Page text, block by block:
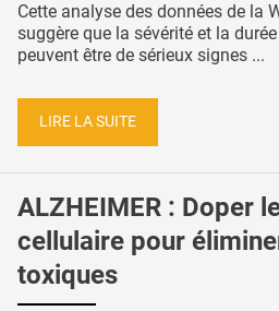
Cette analyse des données de la
suggère que la sévérité et la
peuvent être de sérieux signes ...
LIRE LA SUITE
ALZHEIMER : Doper
cellulaire pour
toxiques